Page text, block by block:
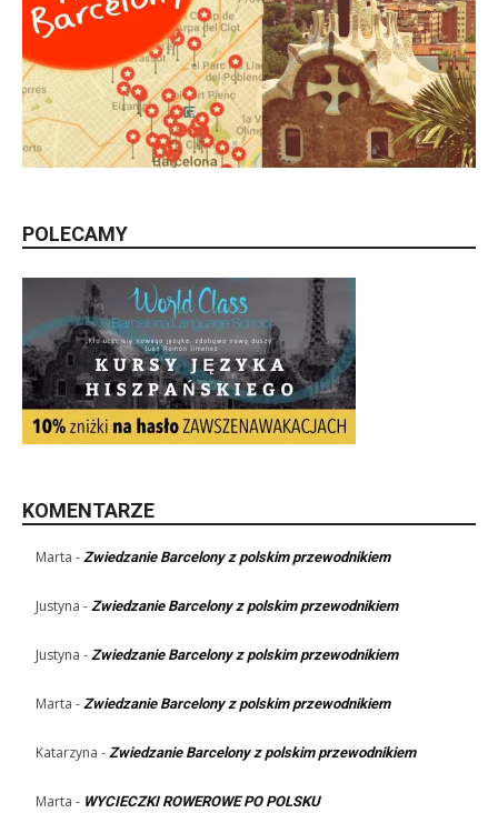
POLECAMY
KOMENTARZE
Marta - Zwiedzanie Barcelony z polskim przewodnikiem
Justyna - Zwiedzanie Barcelony z polskim przewodnikiem
Justyna - Zwiedzanie Barcelony z polskim przewodnikiem
Marta - Zwiedzanie Barcelony z polskim przewodnikiem
Katarzyna - Zwiedzanie Barcelony z polskim przewodnikiem
Marta - WYCIECZKI ROWEROWE PO POLSKU